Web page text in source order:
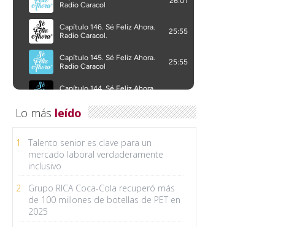
Lo más leído
1
Talento senior es clave para un
mercado laboral verdaderamente
inclusivo
2
Grupo RICA Coca-Cola recuperó más
de 100 millones de botellas de PET en
2025